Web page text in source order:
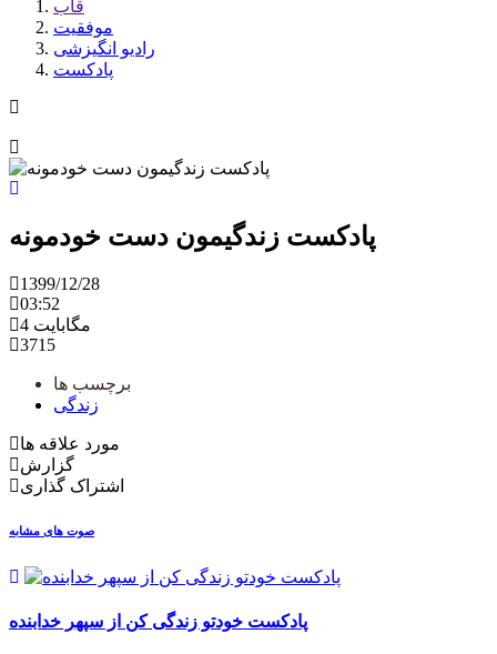
قاب
موفقیت
رادیو انگیزشی
پادکست
پادکست زندگیمون دست خودمونه
1399/12/28
03:52
4 مگابایت
3715
برچسب ها
زندگی
مورد علاقه ها
گزارش
اشتراک گذاری
صوت های مشابه
پادکست خودتو زندگی کن از سپهر خدابنده